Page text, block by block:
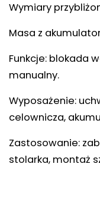
Wymiary
Masa z
Funkcje: blokada
manualny.
Wyposażenie:
celownicza,
Zastosowanie:
stolarka, montaż